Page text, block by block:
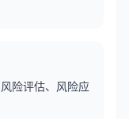
险评估、风险应